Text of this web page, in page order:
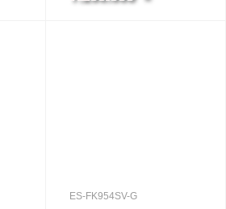
ES-FK954SV-G